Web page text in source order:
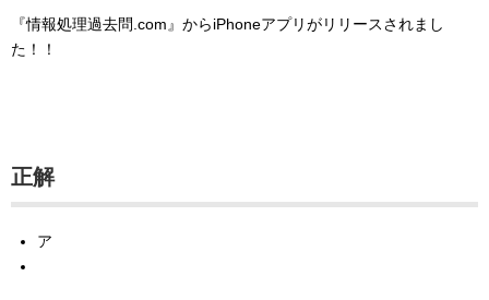
『情報処理過去問.com』からiPhoneアプリがリリースされまし
た！！
正解
ア